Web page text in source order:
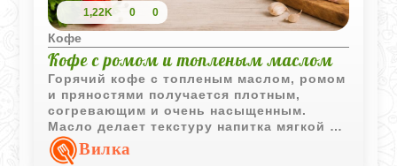
1,22K 0 0
Кофе
Кофе с ромом и топленым маслом
Горячий кофе с топленым маслом, ромом
и пряностями получается плотным,
согревающим и очень насыщенным.
Масло делает текстуру напитка мягкой и
бархатистой, а ром и мускатный орех
добавляют глубокий аромат.
Вилка